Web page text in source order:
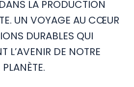
LA PRODUCTION
UN VOYAGE AU CŒUR
DURABLES QUI
L’AVENIR DE NOTRE
PLANÈTE.